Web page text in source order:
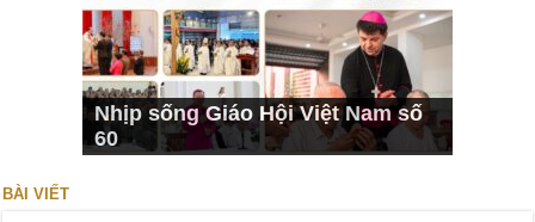
Nhịp sống Giáo Hội Việt Nam số
60
BÀI VIẾT